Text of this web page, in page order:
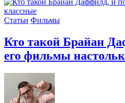
Статьи Фильмы
Кто такой Брайан
его фильмы